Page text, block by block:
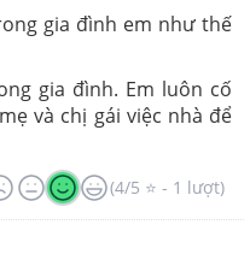
gia đình em như thế
gia đình. Em luôn cố
và chị gái việc nhà để
(4/5 ⭐ - 1 lượt)